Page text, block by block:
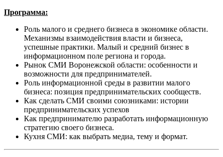
Программа:
Роль малого и среднего бизнеса в экономике области.
Механизмы взаимодействия власти и бизнеса,
успешные практики. Малый и средний бизнес в
информационном поле региона и города.
Рынок СМИ Воронежской области: особенности и
возможности для предпринимателей.
Роль информационной среды в развитии малого
бизнеса: позиция предпринимательских сообществ.
Как сделать СМИ своими союзниками: истории
предпринимательских успехов
Как предпринимателю разработать информационную
стратегию своего бизнеса.
Кухня СМИ: как выбрать медиа, тему и формат.